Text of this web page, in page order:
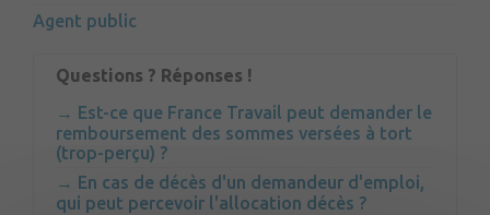
Agent public
Questions ? Réponses !
Est-ce que France Travail peut demander le
remboursement des sommes versées à tort
(trop-perçu) ?
En cas de décès d'un demandeur d'emploi,
qui peut percevoir l'allocation décès ?